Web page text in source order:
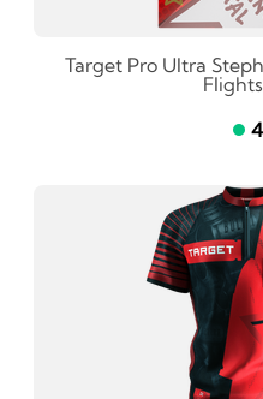
Target Pro Ultra